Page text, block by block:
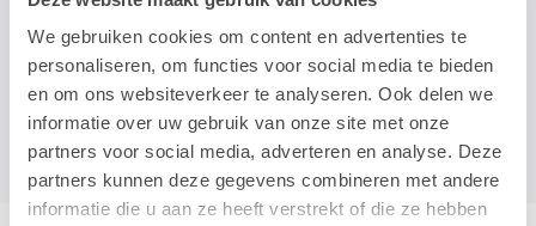
We gebruiken cookies om content en advertenties te
personaliseren, om functies voor social media te bieden
en om ons websiteverkeer te analyseren. Ook delen we
informatie over uw gebruik van onze site met onze
partners voor social media, adverteren en analyse. Deze
partners kunnen deze gegevens combineren met andere
informatie die u aan ze heeft verstrekt of die ze hebben